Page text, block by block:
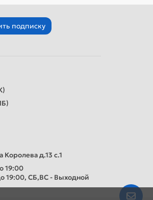
подписку
д.13 с.1
19:00
19:00, СБ,ВС - Выходной